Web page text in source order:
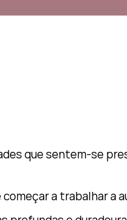
que sentem-se
começar a trabalhar a